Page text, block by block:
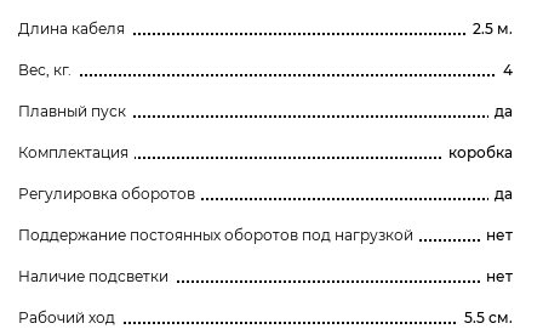
Длина кабеля 2.5 м.
Вес, кг. 4
Плавный пуск да
Комплектация коробка
Регулировка оборотов да
Поддержание постоянных оборотов под нагрузкой нет
Наличие подсветки нет
Рабочий ход 5.5 см.